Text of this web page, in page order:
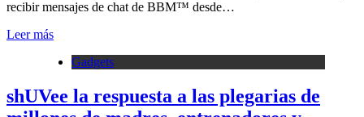
recibir mensajes de chat de BBM™ desde…
Leer más
Gadgets
shUVee la respuesta a las plegarias de